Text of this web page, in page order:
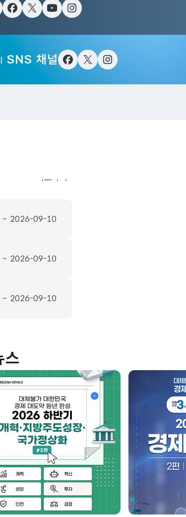
그페이스북트위터(X)
유튜브인스타그램
SNS 채널 페이스북트위터(X)인스타그램
2026-09-10
2026-09-10
2026-09-10
더보기
스